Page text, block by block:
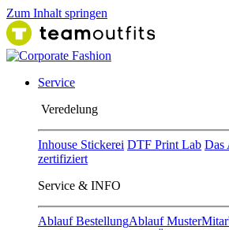
Zum Inhalt springen
Service
Ver​edelung
Inhouse Stickerei DTF Print Lab Das
zertifiziert
Service & INFO
Ablauf BestellungAblauf Muster